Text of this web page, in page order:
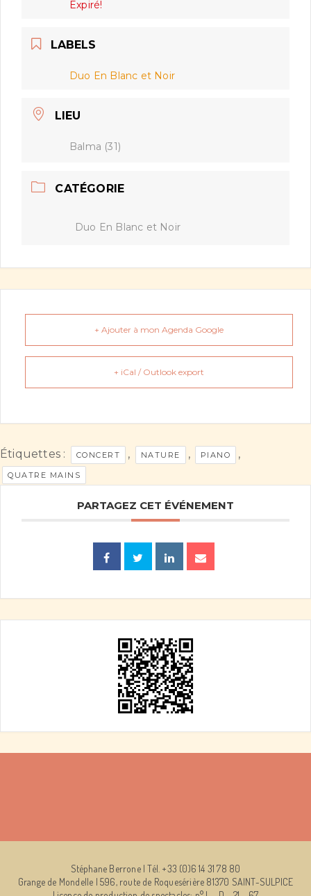
Expiré!
LABELS
Duo En Blanc et Noir
LIEU
Balma (31)
CATÉGORIE
Duo En Blanc et Noir
+ Ajouter à mon Agenda Google
+ iCal / Outlook export
Étiquettes : CONCERT , NATURE , PIANO ,
QUATRE MAINS
PARTAGEZ CET ÉVÉNEMENT
Stéphane Berrone | Tél. +33 (0)6 14 31 78 80
Grange de Mondelle | 596, route de Roquesérière 81370 SAINT-SULPICE